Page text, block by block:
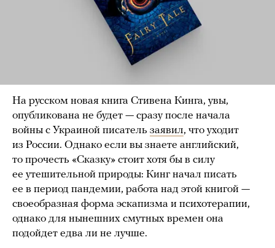
На русском новая книга Стивена Кинга, увы,
опубликована не будет — сразу после начала
войны с Украиной писатель заявил, что уходит
из России. Однако если вы знаете английский,
то прочесть «Сказку» стоит хотя бы в силу
ее утешительной природы: Кинг начал писать
ее в период пандемии, работа над этой книгой —
своеобразная форма эскапизма и психотерапии,
однако для нынешних смутных времен она
подойдет едва ли не лучше.